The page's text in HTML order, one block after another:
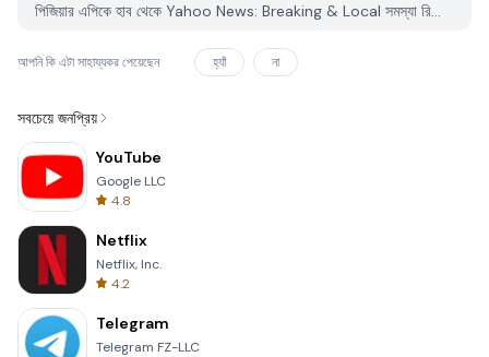
পিজিয়ার এপিকে হাব থেকে Yahoo News: Breaking & Local সমস্যা রিপোর্ট করতে কিভাবে পারি?
আপনি কি এটা সাহায্যকর পেয়েছেন হ্যাঁ না
সবচেয়ে জনপ্রিয়
YouTube
Google LLC
4.8
Netflix
Netflix, Inc.
4.2
Telegram
Telegram FZ-LLC